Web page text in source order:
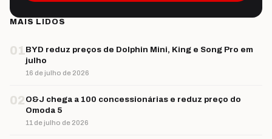
MAIS LIDOS
01BYD reduz preços de Dolphin Mini, King e Song Pro em
julho
16 de julho de 2026
02 O&J chega a 100 concessionárias e reduz preço do
Omoda 5
11 de julho de 2026